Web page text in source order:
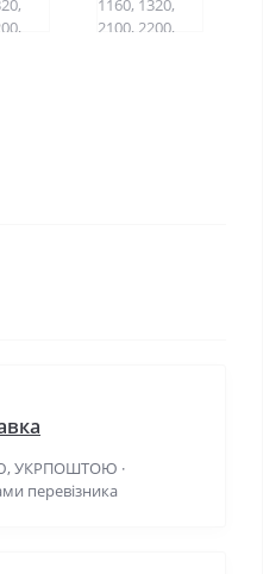
УКРПОШТОЮ ·
перевізника